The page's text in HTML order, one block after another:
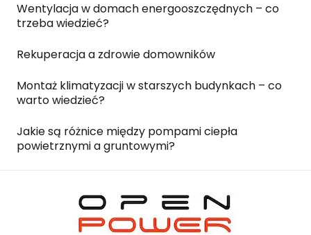
Wentylacja w domach energooszczędnych – co
trzeba wiedzieć?
Rekuperacja a zdrowie domowników
Montaż klimatyzacji w starszych budynkach – co
warto wiedzieć?
Jakie są różnice między pompami ciepła
powietrznymi a gruntowymi?